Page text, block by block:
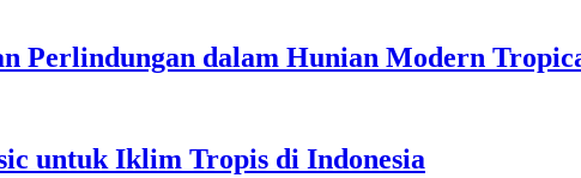
Perlindungan dalam Hunian Modern
untuk Iklim Tropis di Indonesia